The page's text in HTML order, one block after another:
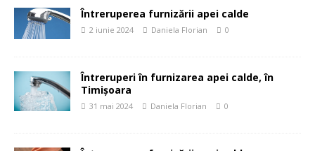
Întreruperea furnizării apei calde
2 iunie 2024 Daniela Florian 0
Întreruperi în furnizarea apei calde, în
Timișoara
31 mai 2024 Daniela Florian 0